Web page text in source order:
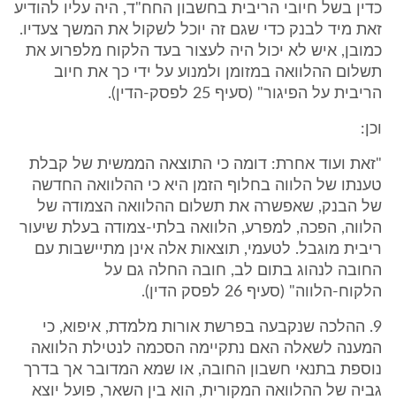
כדין בשל חיובי הריבית בחשבון החח"ד, היה עליו להודיע
זאת מיד לבנק כדי שגם זה יוכל לשקול את המשך צעדיו.
כמובן, איש לא יכול היה לעצור בעד הלקוח מלפרוע את
תשלום ההלוואה במזומן ולמנוע על ידי כך את חיוב
הריבית על הפיגור" (סעיף 25 לפסק-הדין).
וכן:
"זאת ועוד אחרת: דומה כי התוצאה הממשית של קבלת
טענתו של הלווה בחלוף הזמן היא כי ההלוואה החדשה
של הבנק, שאפשרה את תשלום ההלוואה הצמודה של
הלווה, הפכה, למפרע, הלוואה בלתי-צמודה בעלת שיעור
ריבית מוגבל. לטעמי, תוצאות אלה אינן מתיישבות עם
החובה לנהוג בתום לב, חובה החלה גם על
הלקוח-הלווה" (סעיף 26 לפסק הדין).
9. ההלכה שנקבעה בפרשת אורות מלמדת, איפוא, כי
המענה לשאלה האם נתקיימה הסכמה לנטילת הלוואה
נוספת בתנאי חשבון החובה, או שמא המדובר אך בדרך
גביה של ההלוואה המקורית, הוא בין השאר, פועל יוצא